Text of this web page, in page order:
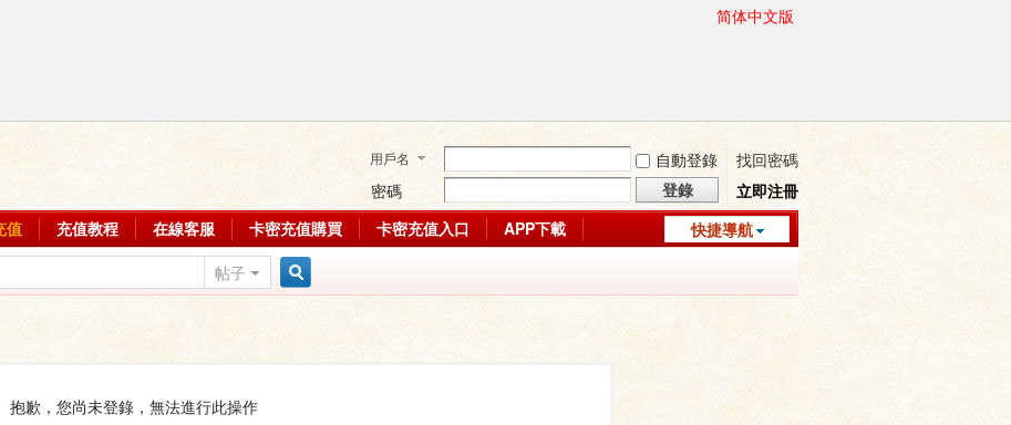
简体中文版
用戶名 自動登錄
找回密碼
密碼
登錄
立即注冊
快捷導航
值 充值教程 在線客服 卡密充值購買 卡密充值入口
APP下載
帖子
抱歉，您尚未登錄，無法進行此操作